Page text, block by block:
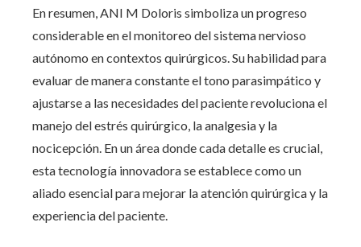
En resumen, ANI M Doloris simboliza un progreso
considerable en el monitoreo del sistema nervioso
autónomo en contextos quirúrgicos. Su habilidad para
evaluar de manera constante el tono parasimpático y
ajustarse a las necesidades del paciente revoluciona el
manejo del estrés quirúrgico, la analgesia y la
nocicepción. En un área donde cada detalle es crucial,
esta tecnología innovadora se establece como un
aliado esencial para mejorar la atención quirúrgica y la
experiencia del paciente.